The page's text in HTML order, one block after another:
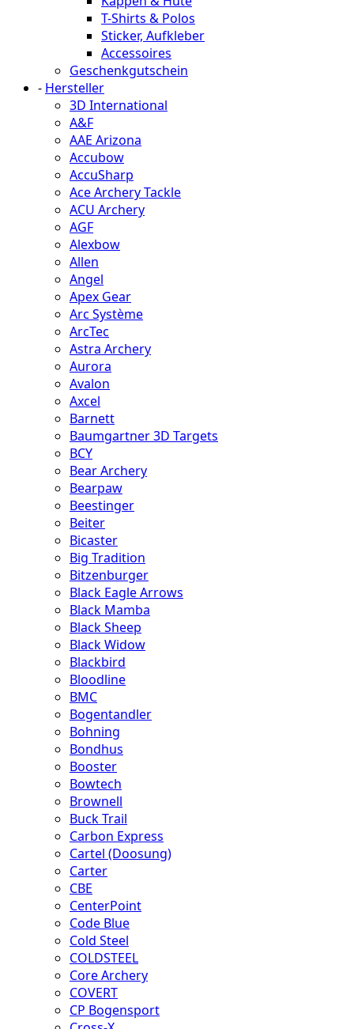
T-Shirts & Polos
Sticker, Aufkleber
Accessoires
Geschenkgutschein
- Hersteller
3D International
A&F
AAE Arizona
Accubow
AccuSharp
Ace Archery Tackle
ACU Archery
AGF
Alexbow
Allen
Angel
Apex Gear
Arc Système
ArcTec
Astra Archery
Aurora
Avalon
Axcel
Barnett
Baumgartner 3D Targets
BCY
Bear Archery
Bearpaw
Beestinger
Beiter
Bicaster
Big Tradition
Bitzenburger
Black Eagle Arrows
Black Mamba
Black Sheep
Black Widow
Blackbird
Bloodline
BMC
Bogentandler
Bohning
Bondhus
Booster
Bowtech
Brownell
Buck Trail
Carbon Express
Cartel (Doosung)
Carter
CBE
CenterPoint
Code Blue
Cold Steel
COLDSTEEL
Core Archery
COVERT
CP Bogensport